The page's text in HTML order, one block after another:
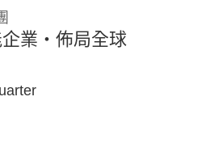
業・佈局全球